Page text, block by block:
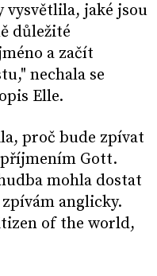
jaké jsou
důležité
a začít
nechala se
Elle.
proč bude zpívat
Gott.
mohla dostat
anglicky.
of the world,